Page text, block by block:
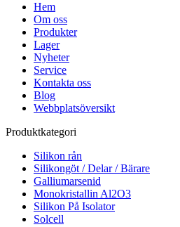
Hem
Om oss
Produkter
Lager
Nyheter
Service
Kontakta oss
Blog
Webbplatsöversikt
Produktkategori
Silikon rån
Silikongöt / Delar / Bärare
Galliumarsenid
Monokristallin Al2O3
Silikon På Isolator
Solcell